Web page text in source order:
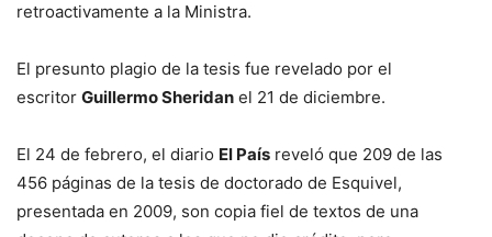
retroactivamente a la Ministra.
El presunto plagio de la tesis fue revelado por el
escritor Guillermo Sheridan el 21 de diciembre.
El 24 de febrero, el diario El País reveló que 209 de las
456 páginas de la tesis de doctorado de Esquivel,
presentada en 2009, son copia fiel de textos de una